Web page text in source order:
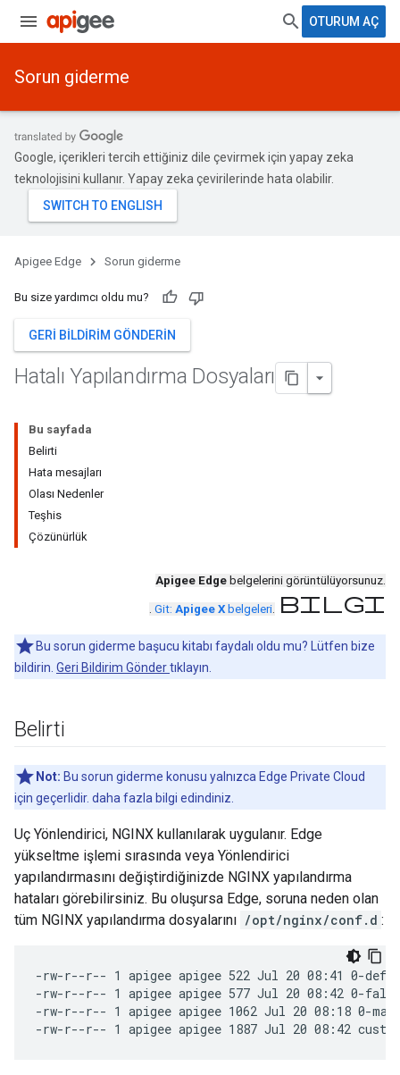
OTURUM AÇ
Sorun giderme
Google, içerikleri tercih ettiğiniz dile çevirmek için yapay zeka
teknolojisini kullanır. Yapay zeka çevirilerinde hata olabilir.
Apigee Edge Sorun giderme
Bu size yardımcı oldu mu?
GERI BILDIRIM GÖNDERIN
Hatalı Yapılandırma Dosyaları
Bu sayfada
Belirti
Hata mesajları
Olası Nedenler
Teşhis
Çözünürlük
Apigee Edge belgelerini görüntülüyorsunuz.
. Git: Apigee X belgeleri. bilgi
Bu sorun giderme başucu kitabı faydalı oldu mu? Lütfen bize
bildirin. Geri Bildirim Göndertıklayın.
Belirti
Not: Bu sorun giderme konusu yalnızca Edge Private Cloud
için geçerlidir. daha fazla bilgi edindiniz.
Uç Yönlendirici, NGINX kullanılarak uygulanır. Edge
yükseltme işlemi sırasında veya Yönlendirici
yapılandırmasını değiştirdiğinizde NGINX yapılandırma
hataları görebilirsiniz. Bu oluşursa Edge, soruna neden olan
tüm NGINX yapılandırma dosyalarını /opt/nginx/conf.d :
-rw-r--r-- 1 apigee apigee 522 Jul 20 08:41 0-
-rw-r--r-- 1 apigee apigee 577 Jul 20 08:42 0-
-rw-r--r-- 1 apigee apigee 1062 Jul 20 08:18 0-
-rw-r--r-- 1 apigee apigee 1887 Jul 20 08:42